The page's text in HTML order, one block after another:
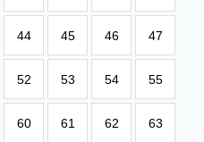
44 45 46 47
52 53 54 55
60 61 62 63